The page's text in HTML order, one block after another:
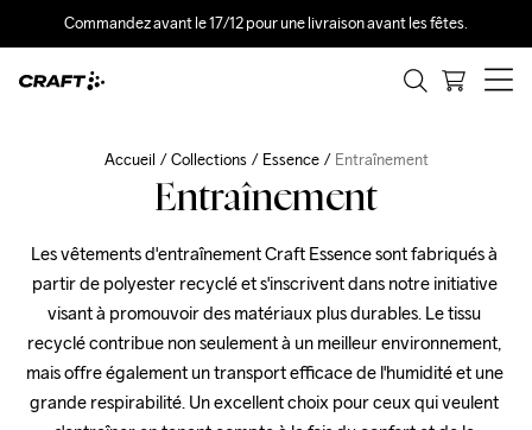
Commandez avant le 17/12 pour une livraison avant les fêtes.
Accueil Collections Essence Entraînement
Entraînement
Les vêtements d'entraînement Craft Essence sont fabriqués à
partir de polyester recyclé et s'inscrivent dans notre initiative
visant à promouvoir des matériaux plus durables. Le tissu
recyclé contribue non seulement à un meilleur environnement,
mais offre également un transport efficace de l'humidité et une
grande respirabilité. Un excellent choix pour ceux qui veulent